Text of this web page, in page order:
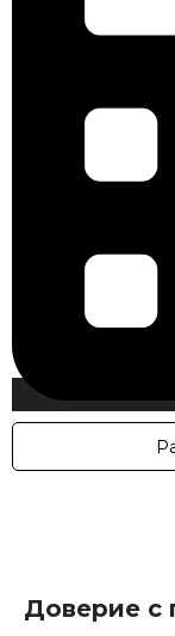
Доверие с